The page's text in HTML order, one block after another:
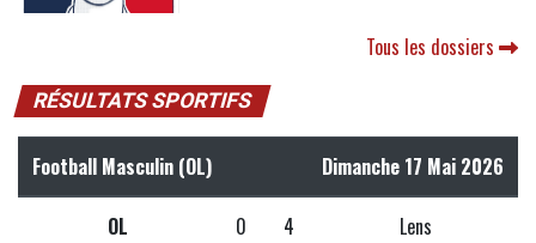
Tous les dossiers
RÉSULTATS SPORTIFS
Football Masculin (OL) Dimanche 17 Mai 2026
OL 0 4 Lens